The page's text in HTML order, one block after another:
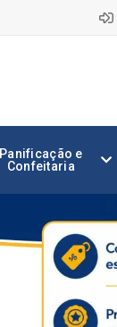
Panificação e
Confeitaria